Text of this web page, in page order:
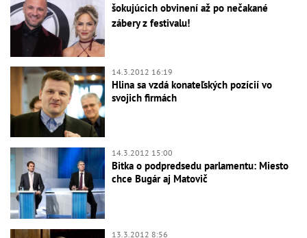
šokujúcich obvinení až po nečakané
zábery z festivalu!
14.3.2012 16:19
Hlina sa vzdá konateľských pozícií vo
svojich firmách
14.3.2012 15:00
Bitka o podpredsedu parlamentu: Miesto
chce Bugár aj Matovič
13.3.2012 8:56